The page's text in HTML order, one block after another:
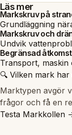
Läs mer
Markskruv på
Grundläggning
Markskruv och
Undvik
Begränsad åtkomst
Transport, maskin
🔍 Vilken mark har
Marktypen avgör
frågor och få en
Testa Markkollen